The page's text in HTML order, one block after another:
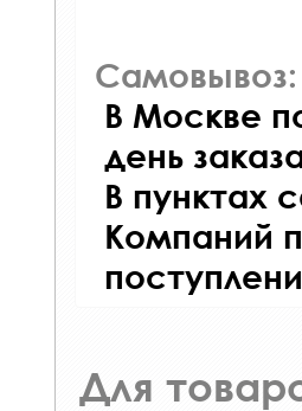
Самовывоз:
В Москве
день
В пунктах
Компаний
Для